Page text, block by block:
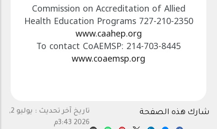
Commission on Accreditation of Allied
Health Education Programs 727-210-2350
www.caahep.org
To contact CoAEMSP: 214-703-8445
www.coaemsp.org
تاريخ آخر تحديث :
يوليو 2,
2026 3:43م
شارك هذه الصفحة